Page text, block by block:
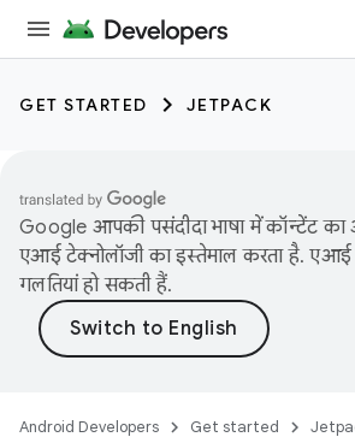
GET STARTED JETPACK
Google आपकी पसंदीदा भाषा में कॉन्टेंट
एआई टेक्नोलॉजी का इस्तेमाल करता है. एआई
गलतियां हो सकती हैं.
Android Developers Get started